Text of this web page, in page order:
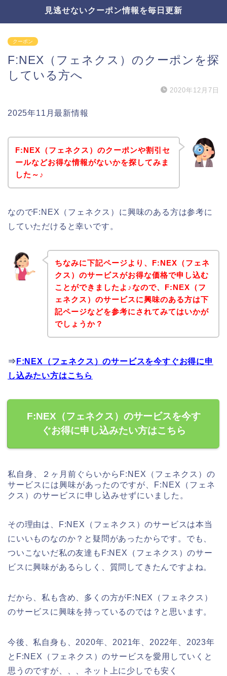
見逃せないクーポン情報を毎日更新
クーポン
F:NEX（フェネクス）のクーポンを探
している方へ
2020年12月7日
2025年11月最新情報
F:NEX（フェネクス）のクーポンや割引セ
ールなどお得な情報がないかを探してみま
した～♪
なのでF:NEX（フェネクス）に興味のある方は参考に
していただけると幸いです。
ちなみに下記ページより、F:NEX（フェネ
クス）のサービスがお得な価格で申し込む
ことができましたよ♪なので、F:NEX（フ
ェネクス）のサービスに興味のある方は下
記ページなどを参考にされてみてはいかが
でしょうか？
⇒ F:NEX（フェネクス）のサービスを今すぐお得に申
し込みたい方はこちら
F:NEX（フェネクス）のサービスを今す
ぐお得に申し込みたい方はこちら
私自身、２ヶ月前ぐらいからF:NEX（フェネクス）の
サービスには興味があったのですが、F:NEX（フェネ
クス）のサービスに申し込みせずにいました。
その理由は、F:NEX（フェネクス）のサービスは本当
にいいものなのか？と疑問があったからです。でも、
ついこないだ私の友達もF:NEX（フェネクス）のサー
ビスに興味があるらしく、質問してきたんですよね。
だから、私も含め、多くの方がF:NEX（フェネクス）
のサービスに興味を持っているのでは？と思います。
今後、私自身も、2020年、2021年、2022年、2023年
とF:NEX（フェネクス）のサービスを愛用していくと
思うのですが、、、ネット上に少しでも安く